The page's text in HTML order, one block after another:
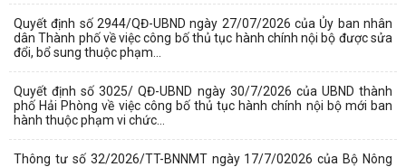
Quyết định số 2944/QĐ-UBND ngày 27/07/2026 của Ủy ban nhân
dân Thành phố về việc công bố thủ tục hành chính nội bộ được sửa
đổi, bổ sung thuộc phạm...
Quyết định số 3025/ QĐ-UBND ngày 30/7/2026 của UBND thành
phố Hải Phòng về việc công bố thủ tục hành chính nội bộ mới ban
hành thuộc phạm vi chức...
Thông tư số 32/2026/TT-BNNMT ngày 17/7/02026 của Bộ Nông